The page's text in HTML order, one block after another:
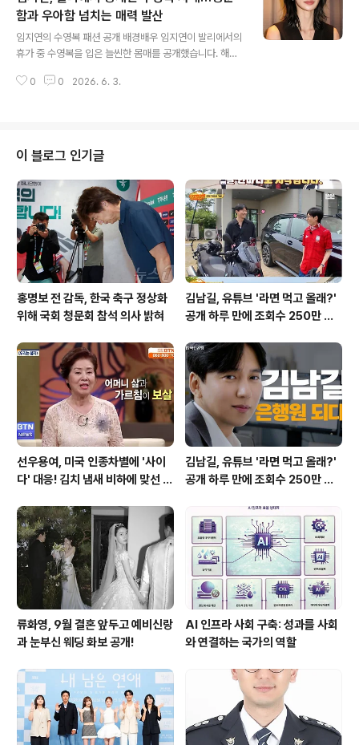
쟁 상태를 유발합니다. 인정받지 못한 비극적 삶과 진정한
소속감부모와 형제들에게 소외되고 경제적 지원도 받지 못
한 채 홀로 성장한 한 여성의 이야기가 소개되었습니다. 그
는다는 기쁨을 느꼈습니다. 하지만 어머니는 유언으로 이
함과 우아함 넘치는 매력 발산
임지연의 수영복 패션 공개 배경배우 임지연이 발리에서의
휴가 중 수영복을 입은 늘씬한 몸매를 공개했습니다. 해당
알려졌습니다. 늘씬한 실루엣과 가녀린 자태가 시선을 사
패션 소화력을 선보였습니다. 화이트 도트 무늬가 새겨진
블랙 원피스로 발랄하면서도 클래식한 매력을 발산했습니
다. 또한, 차분한 베이지 톤의 원피스로는 단아하고 우아한
무드까지 연출하며 다채로운 매력을 드러냈습니다. 임지연
의 현재 활동 및 향후 전망현재 임지연은 SBS 드라마 ‘멋
진 신세계’에 출연하며 활발한 연기..
0 0 2026. 6. 3.
이 블로그 인기글
홍명보 전 감독, 한국 축구 정상화
위해 국회 청문회 참석 의사 밝혀
김남길, 유튜브 '라면 먹고 올래?'
공개 하루 만에 조회수 250만 돌
선우용여, 미국 인종차별에 '사이
다' 대응! 김치 냄새 비하에 맞선 통
김남길, 유튜브 '라면 먹고 올래?'
공개 하루 만에 조회수 250만 돌
류화영, 9월 결혼 앞두고 예비신랑
과 눈부신 웨딩 화보 공개!
AI 인프라 사회 구축: 성과를 사회
와 연결하는 국가의 역할